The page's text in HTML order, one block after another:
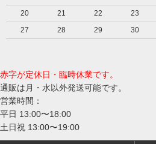
20
21 22 23
27
28 29 30
赤字が定休日・臨時休業です。
通販は月・水以外発送可能です。
営業時間：
平日 13:00〜18:00
土日祝 13:00〜19:00